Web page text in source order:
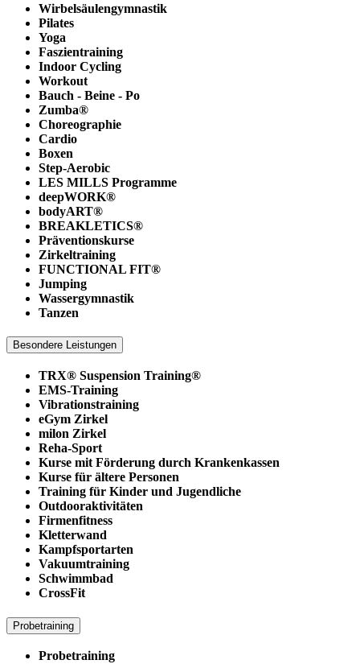
Wirbelsäulengymnastik
Pilates
Yoga
Faszientraining
Indoor Cycling
Workout
Bauch - Beine - Po
Zumba®
Choreographie
Cardio
Boxen
Step-Aerobic
LES MILLS Programme
deepWORK®
bodyART®
BREAKLETICS®
Präventionskurse
Zirkeltraining
FUNCTIONAL FIT®
Jumping
Wassergymnastik
Tanzen
Besondere Leistungen
TRX® Suspension Training®
EMS-Training
Vibrationstraining
eGym Zirkel
milon Zirkel
Reha-Sport
Kurse mit Förderung durch Krankenkassen
Kurse für ältere Personen
Training für Kinder und Jugendliche
Outdooraktivitäten
Firmenfitness
Kletterwand
Kampfsportarten
Vakuumtraining
Schwimmbad
CrossFit
Probetraining
Probetraining